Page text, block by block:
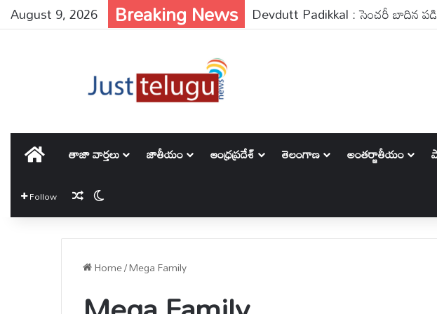
August 9, 2026 Breaking News Devdutt Padikkal : సెంచరీ బాదిన
తాజా వార్తలు జాతీయం ఆంధ్రప్రదేశ్ తెలంగాణ అంతర్జాతీయం
Follow Random Article
Home/Mega Family